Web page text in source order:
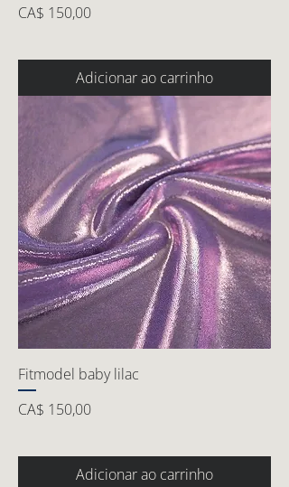
Preço
CA$ 150,00
Adicionar ao carrinho
Fitmodel baby lilac
Preço
CA$ 150,00
Adicionar ao carrinho